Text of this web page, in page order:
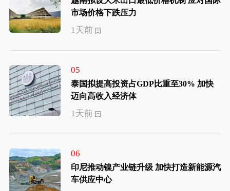
市场价格下跌压力
1天前
05
泰国拟提高投资占GDP比重至30% 加快
迈向高收入经济体
1天前
06
印尼推动镍产业链升级 加快打造新能源汽
车供应中心